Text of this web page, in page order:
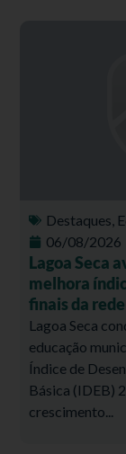
Destaques,
06/08/2026
Lagoa Seca
melhora
finais da rede
Lagoa Seca
educação
Índice de
Básica (IDEB)
crescimento...